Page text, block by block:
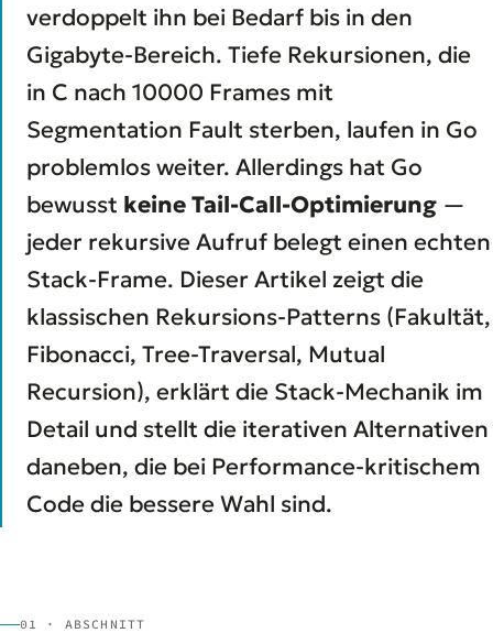
verdoppelt ihn bei Bedarf bis in den
Gigabyte-Bereich. Tiefe Rekursionen, die
in C nach 10000 Frames mit
Segmentation Fault sterben, laufen in Go
problemlos weiter. Allerdings hat Go
bewusst keine Tail-Call-Optimierung —
jeder rekursive Aufruf belegt einen echten
Stack-Frame. Dieser Artikel zeigt die
klassischen Rekursions-Patterns (Fakultät,
Fibonacci, Tree-Traversal, Mutual
Recursion), erklärt die Stack-Mechanik im
Detail und stellt die iterativen Alternativen
daneben, die bei Performance-kritischem
Code die bessere Wahl sind.
01 · ABSCHNITT